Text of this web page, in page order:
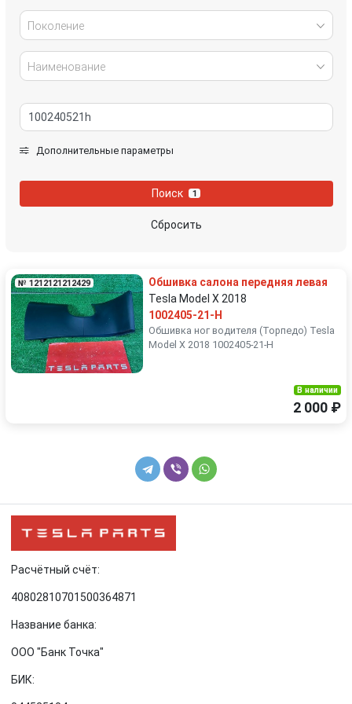
Поколение
Наименование
Дополнительные параметры
Поиск 1
Сбросить
№ 1212121212429
Обшивка салона передняя левая
Tesla Model X 2018
1002405-21-H
Обшивка ног водителя (Торпедо) Tesla
Model X 2018 1002405-21-H
В наличии
2 000 ₽
Расчётный счёт:
40802810701500364871
Название банка:
ООО "Банк Точка"
БИК: